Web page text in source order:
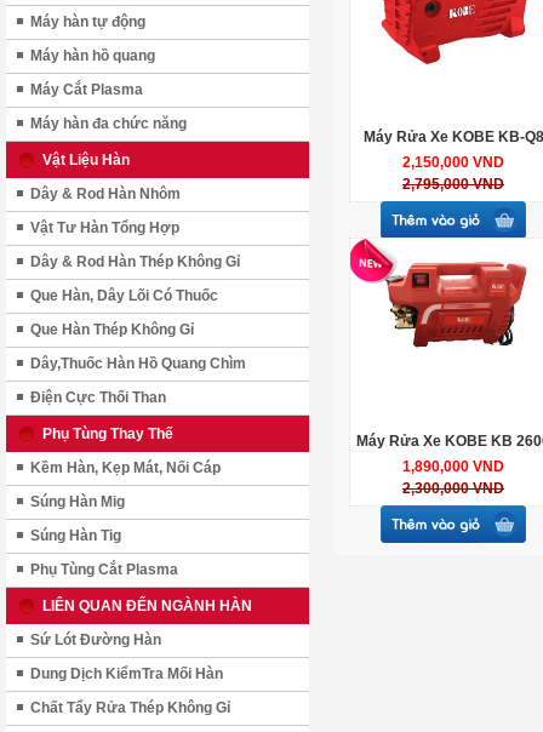
Máy hàn tự động
Máy hàn hồ quang
Máy Cắt Plasma
Máy hàn đa chức năng
Vật Liệu Hàn
Dây & Rod Hàn Nhôm
Vật Tư Hàn Tổng Hợp
Dây & Rod Hàn Thép Không Gỉ
Que Hàn, Dây Lõi Có Thuốc
Que Hàn Thép Không Gỉ
Dây,Thuốc Hàn Hồ Quang Chìm
Điện Cực Thối Than
Phụ Tùng Thay Thế
Kềm Hàn, Kẹp Mát, Nối Cáp
Súng Hàn Mig
Súng Hàn Tig
Phụ Tùng Cắt Plasma
LIÊN QUAN ĐẾN NGÀNH HÀN
Sứ Lót Đường Hàn
Dung Dịch KiểmTra Mối Hàn
Chất Tẩy Rửa Thép Không Gỉ
Máy Rửa Xe KOBE KB-Q8
2,150,000 VND
2,795,000 VND
Máy Rửa Xe KOBE KB
1,890,000 VND
2,300,000 VND